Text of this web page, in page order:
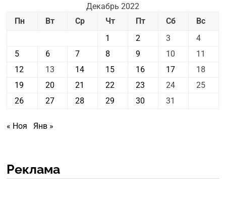
Декабрь 2022
Пн
Вт Ср Чт Пт Сб
Вс
1
2 3
4
5
6 7 8 9 10
11
12
13 14 15 16 17
18
19
20 21 22 23 24
25
26
27 28 29 30 31
« Ноя Янв »
Реклама